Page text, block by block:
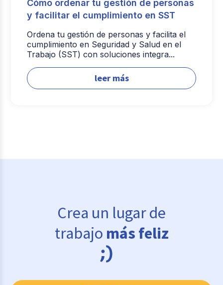
Cómo ordenar tu gestión de personas
y facilitar el cumplimiento en SST
Ordena tu gestión de personas y facilita el
cumplimiento en Seguridad y Salud en el
Trabajo (SST) con soluciones integra...
leer más
Crea un lugar de
trabajo más feliz